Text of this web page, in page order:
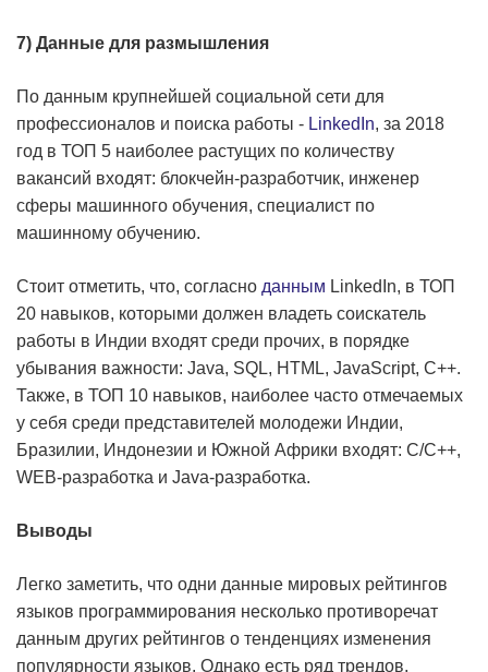
7) Данные для размышления
По данным крупнейшей социальной сети для
профессионалов и поиска работы - LinkedIn, за 2018
год в ТОП 5 наиболее растущих по количеству
вакансий входят: блокчейн-разработчик, инженер
сферы машинного обучения, специалист по
машинному обучению.
Стоит отметить, что, согласно данным LinkedIn, в ТОП
20 навыков, которыми должен владеть соискатель
работы в Индии входят среди прочих, в порядке
убывания важности: Java, SQL, HTML, JavaScript, C++.
Также, в ТОП 10 навыков, наиболее часто отмечаемых
у себя среди представителей молодежи Индии,
Бразилии, Индонезии и Южной Африки входят: C/C++,
WEB-разработка и Java-разработка.
Выводы
Легко заметить, что одни данные мировых рейтингов
языков программирования несколько противоречат
данным других рейтингов о тенденциях изменения
популярности языков. Однако есть ряд трендов,